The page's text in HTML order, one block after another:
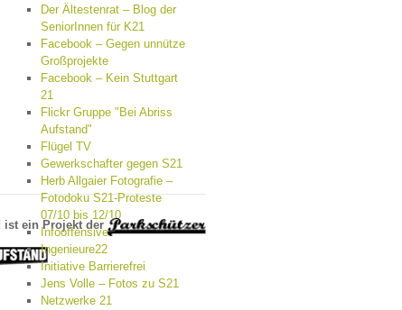
Der Ältestenrat – Blog der
SeniorInnen für K21
Facebook – Gegen unnütze
Großprojekte
Facebook – Kein Stuttgart
21
Flickr Gruppe "Bei Abriss
Aufstand"
Flügel TV
Gewerkschafter gegen S21
Herb Allgaier Fotografie –
Fotodoku S21-Proteste
07/10 bis 12/10
Infooffensive
Ingenieure22
Initiative Barrierefrei
Jens Volle – Fotos zu S21
Netzwerke 21
ist ein Projekt der